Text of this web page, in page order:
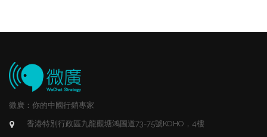
微廣：你的中國行銷專家
香港特別行政區九龍觀塘鴻圖道73-75號KOHO，4樓